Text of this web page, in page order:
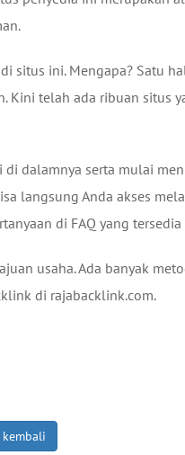
situs ini. Mengapa? Satu
Kini telah ada ribuan situs
dalamnya serta mulai
langsung Anda akses
di FAQ yang
usaha. Ada banyak
di rajabacklink.com.
kembali